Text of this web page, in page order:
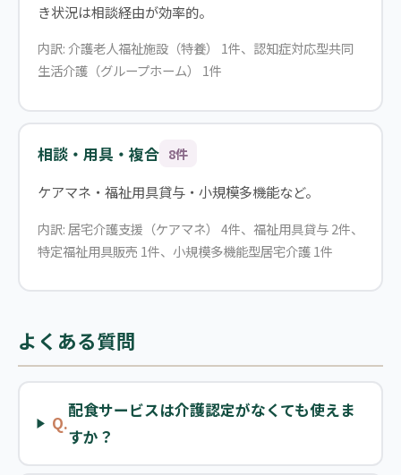
き状況は相談経由が効率的。
内訳: 介護老人福祉施設（特養） 1件、認知症対応型共同
生活介護（グループホーム） 1件
相談・用具・複合 8件
ケアマネ・福祉用具貸与・小規模多機能など。
内訳: 居宅介護支援（ケアマネ） 4件、福祉用具貸与 2件、
特定福祉用具販売 1件、小規模多機能型居宅介護 1件
よくある質問
Q.
配食サービスは介護認定がなくても使えま
すか？